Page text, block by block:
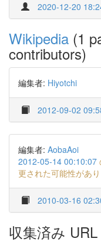
2020-12-20
Wikipedia (1
contributors)
編集者: Hiyotchi
2012-09-02
編集者: AobaAoi
2012-05-14 00:10:07
更された可能性があり
2010-03-16
収集済み URL